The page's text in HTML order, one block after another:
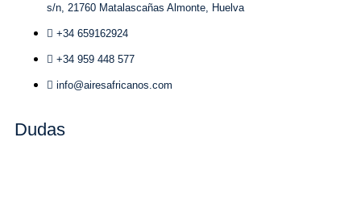
s/n, 21760 Matalascañas Almonte, Huelva
+34 659162924
+34 959 448 577
info@airesafricanos.com
Dudas